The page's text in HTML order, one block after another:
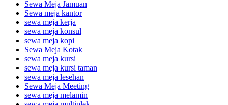
Sewa Meja Jamuan
Sewa meja kantor
sewa meja kerja
sewa meja konsul
sewa meja kopi
Sewa Meja Kotak
sewa meja kursi
sewa meja kursi taman
sewa meja lesehan
Sewa Meja Meeting
sewa meja melamin